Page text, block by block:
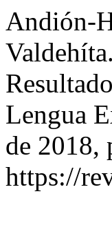
Andión-
Lengua
de 2018,
https://